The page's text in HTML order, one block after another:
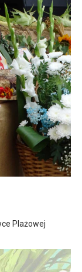
Plażowej